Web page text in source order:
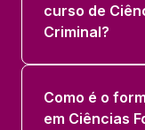
curso de
Criminal?
Como é o
em Ciências